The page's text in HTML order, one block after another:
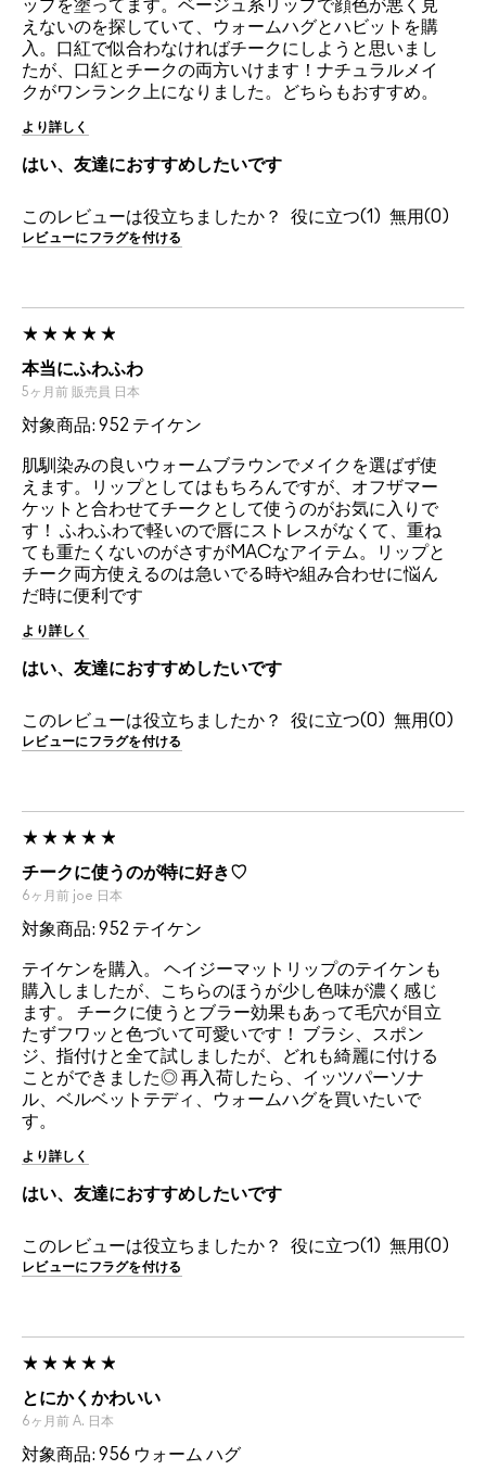
ップを塗ってます。ベージュ系リップで顔色が悪く見
えないのを探していて、ウォームハグとハビットを購
入。口紅で似合わなければチークにしようと思いまし
たが、口紅とチークの両方いけます！ナチュラルメイ
クがワンランク上になりました。どちらもおすすめ。
より詳しく
はい、友達におすすめしたいです
このレビューは役立ちましたか？ 1 0
レビューにフラグを付ける
本当にふわふわ
5ヶ月前 販売員 日本
対象商品: 952 テイケン
肌馴染みの良いウォームブラウンでメイクを選ばず使
えます。リップとしてはもちろんですが、オフザマー
ケットと合わせてチークとして使うのがお気に入りで
す！ ふわふわで軽いので唇にストレスがなくて、重ね
ても重たくないのがさすがMACなアイテム。リップと
チーク両方使えるのは急いでる時や組み合わせに悩ん
だ時に便利です
より詳しく
はい、友達におすすめしたいです
このレビューは役立ちましたか？ 0 0
レビューにフラグを付ける
チークに使うのが特に好き♡
6ヶ月前 joe 日本
対象商品: 952 テイケン
テイケンを購入。 ヘイジーマットリップのテイケンも
購入しましたが、こちらのほうが少し色味が濃く感じ
ます。 チークに使うとブラー効果もあって毛穴が目立
たずフワッと色づいて可愛いです！ ブラシ、スポン
ジ、指付けと全て試しましたが、どれも綺麗に付ける
ことができました◎ 再入荷したら、イッツパーソナ
ル、ベルベットテディ、ウォームハグを買いたいで
す。
より詳しく
はい、友達におすすめしたいです
このレビューは役立ちましたか？ 1 0
レビューにフラグを付ける
とにかくかわいい
6ヶ月前 A. 日本
対象商品: 956 ウォーム ハグ